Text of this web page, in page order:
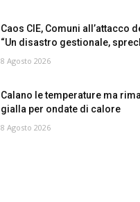
Caos CIE, Comuni all’attacco
“Un disastro gestionale,
8 Agosto 2026
Calano le temperature ma
gialla per ondate di calore
8 Agosto 2026